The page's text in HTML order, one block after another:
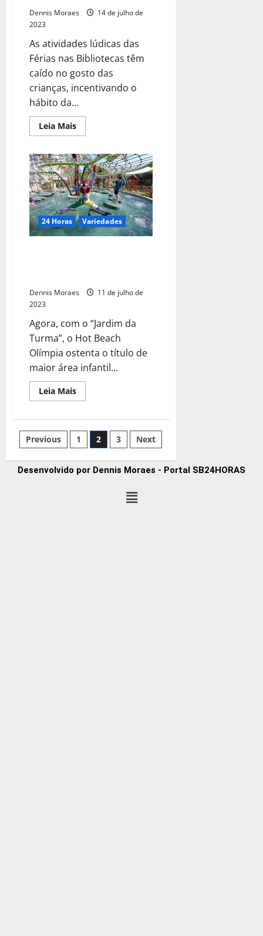
Dennis Moraes
14 de julho de
2023
As atividades lúdicas das
Férias nas Bibliotecas têm
caído no gosto das
crianças, incentivando o
hábito da...
Leia Mais
24 Horas Variedades
Dennis Moraes
11 de julho de
2023
Agora, com o “Jardim da
Turma”, o Hot Beach
Olímpia ostenta o título de
maior área infantil...
Leia Mais
Previous 1 2 3 Next
Desenvolvido por Dennis Moraes - Portal SB24HORAS